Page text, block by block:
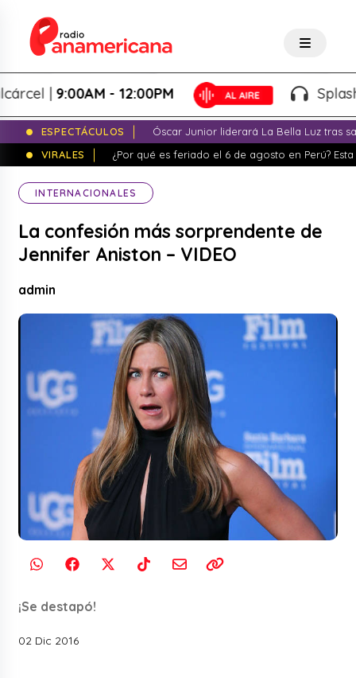
|9:00AM - 12:00PM Splash! -
ESPECTÁCULOS
Óscar Junior liderará La Bella Luz tras
VIRALES
¿Por qué es feriado el 6 de agosto en Perú?
INTERNACIONALES
La confesión más sorprendente de
Jennifer Aniston – VIDEO
admin
¡Se destapó!
02 Dic 2016